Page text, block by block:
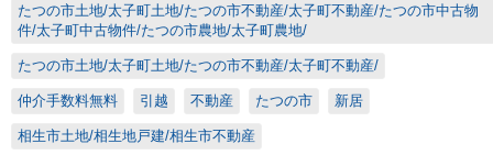
たつの市土地/太子町土地/たつの市不動産/太子町不動産/たつの市中古物
件/太子町中古物件/たつの市農地/太子町農地/
たつの市土地/太子町土地/たつの市不動産/太子町不動産/
仲介手数料無料 引越 不動産 たつの市 新居
相生市土地/相生地戸建/相生市不動産